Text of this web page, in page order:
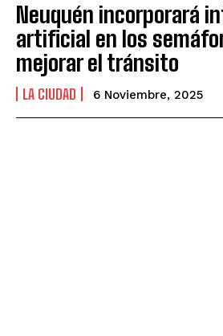
Neuquén incorporará
artificial en los
mejorar el tránsito
LA CIUDAD 6 Noviembre, 2025